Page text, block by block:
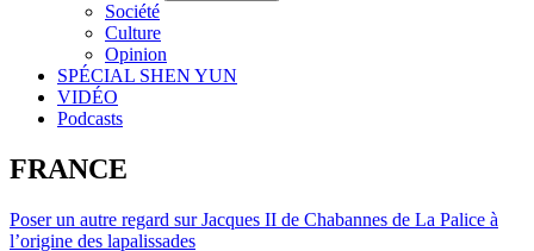
Société
Culture
Opinion
SPÉCIAL SHEN YUN
VIDÉO
Podcasts
FRANCE
Poser un autre regard sur Jacques II de Chabannes de La Palice à
l’origine des lapalissades